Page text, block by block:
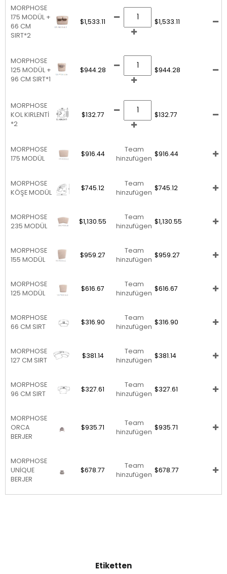
MORPHOSE
175 MODÜL +
66 CM
SIRT*2
$1,533.11 $1,533.11
MORPHOSE
125 MODÜL +
96 CM SIRT*1
$944.28 $944.28
MORPHOSE
KOL KIRLENTİ
*2
$132.77 $132.77
MORPHOSE
175 MODÜL
$916.44
Team
hinzufügen
$916.44
MORPHOSE
KÖŞE MODÜL
$745.12
Team
hinzufügen
$745.12
MORPHOSE
235 MODÜL
$1,130.55
Team
hinzufügen
$1,130.55
MORPHOSE
155 MODÜL
$959.27
Team
hinzufügen
$959.27
MORPHOSE
125 MODÜL
$616.67
Team
hinzufügen
$616.67
MORPHOSE
66 CM SIRT
$316.90
Team
hinzufügen
$316.90
MORPHOSE
127 CM SIRT
$381.14
Team
hinzufügen
$381.14
MORPHOSE
96 CM SIRT
$327.61
Team
hinzufügen
$327.61
MORPHOSE
ORCA
BERJER
$935.71
Team
hinzufügen
$935.71
MORPHOSE
UNİQUE
BERJER
$678.77
Team
hinzufügen
$678.77
Etiketten